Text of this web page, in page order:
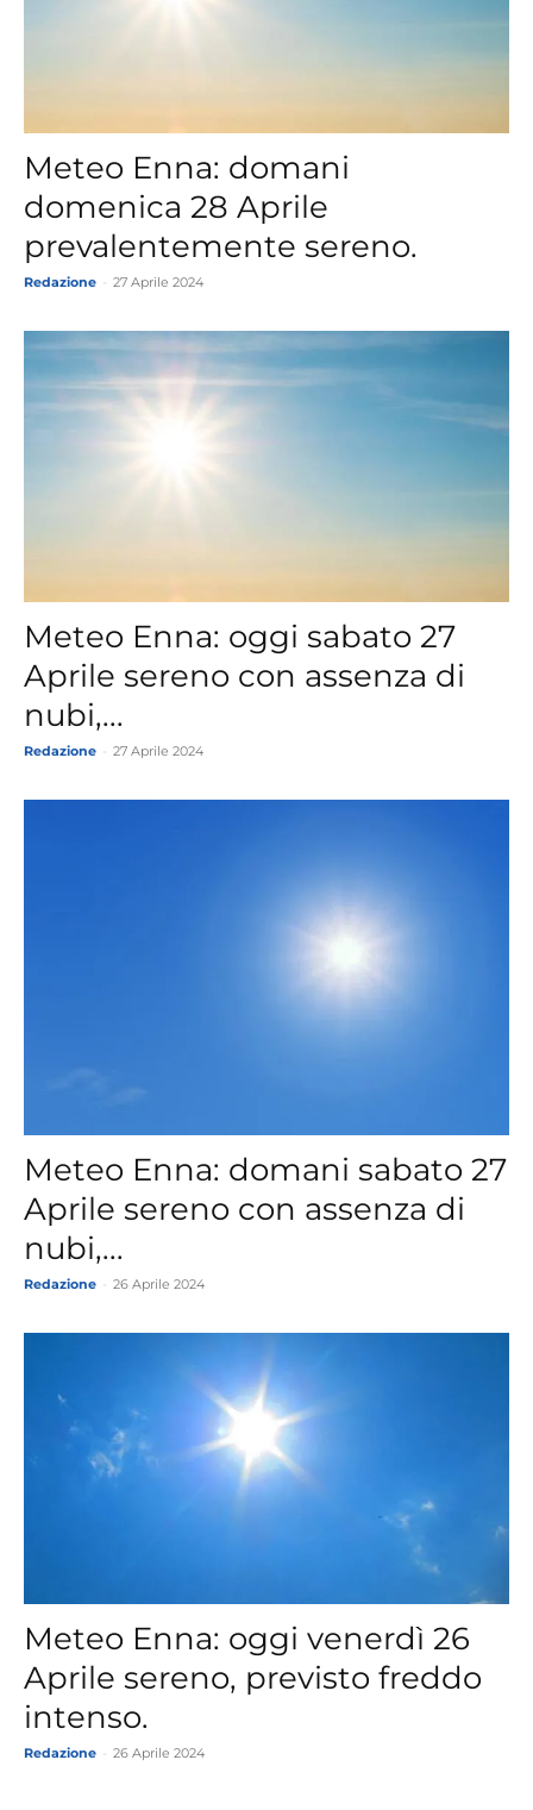
Meteo Enna: domani
domenica 28 Aprile
prevalentemente sereno.
Redazione 27 Aprile 2024
Meteo Enna: oggi sabato 27
Aprile sereno con assenza di
nubi,...
Redazione 27 Aprile 2024
Meteo Enna: domani sabato 27
Aprile sereno con assenza di
nubi,...
Redazione 26 Aprile 2024
Meteo Enna: oggi venerdì 26
Aprile sereno, previsto freddo
intenso.
Redazione 26 Aprile 2024